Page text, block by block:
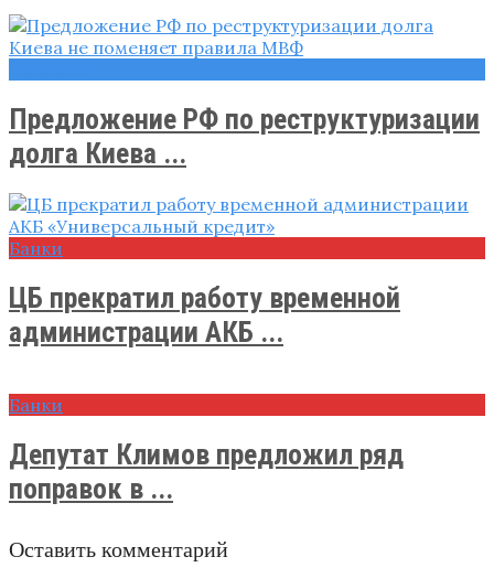
Предложение РФ по реструктуризации
долга Киева ...
Банки
ЦБ прекратил работу временной
администрации АКБ ...
Банки
Депутат Климов предложил ряд
поправок в ...
Оставить комментарий